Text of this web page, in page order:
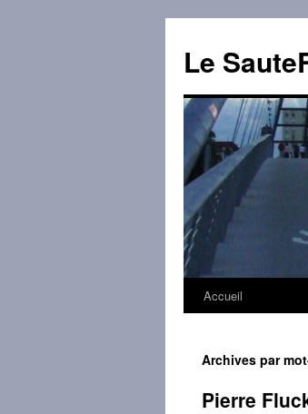
contenu
Le
Accueil
Archives par
Pierre